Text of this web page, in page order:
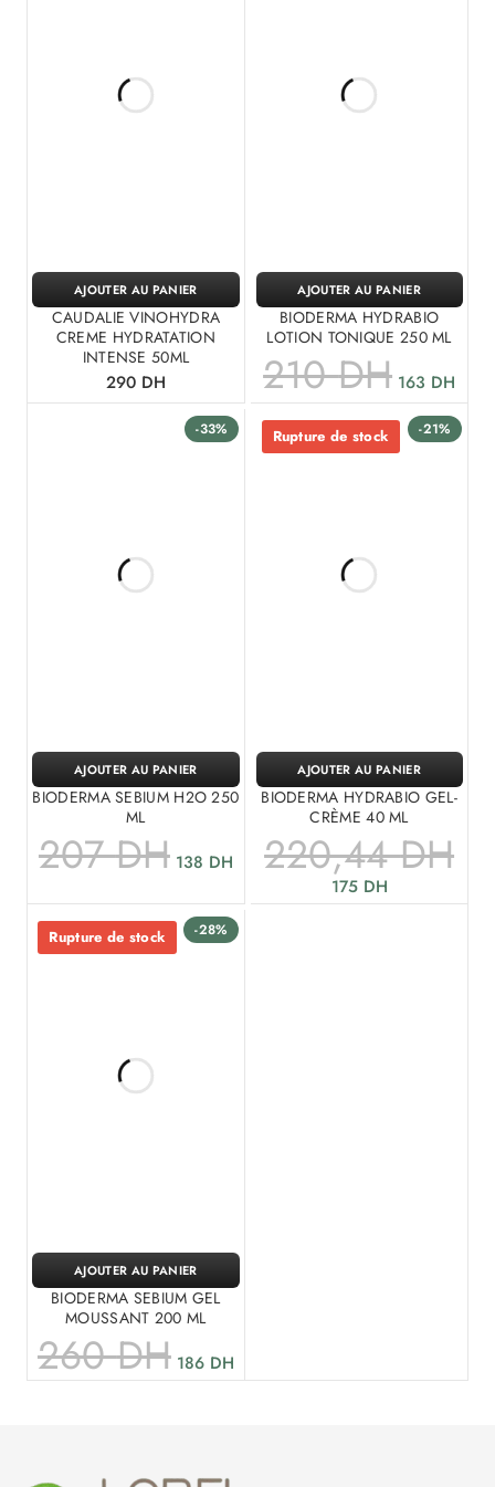
CAUDALIE VINOHYDRA
CREME HYDRATATION
INTENSE 50ML
290 DH
AJOUTER AU PANIER
BIODERMA HYDRABIO
LOTION TONIQUE 250 ML
210DH 163 DH
AJOUTER AU PANIER
-33%
BIODERMA SEBIUM H2O 250
ML
207DH 138 DH
AJOUTER AU PANIER
-21%
Rupture de stock
BIODERMA HYDRABIO GEL-
CRÈME 40 ML
220,44DH
175 DH
AJOUTER AU PANIER
-28%
Rupture de stock
BIODERMA SEBIUM GEL
MOUSSANT 200 ML
260DH 186 DH
AJOUTER AU PANIER